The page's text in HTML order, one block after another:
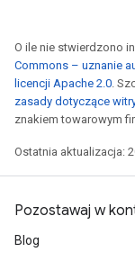
O ile nie stwierdzono
Commons – uznanie
licencji Apache 2.0.
zasady dotyczące
znakiem towarowym
Ostatnia aktualizacja:
Pozostawaj w
Blog